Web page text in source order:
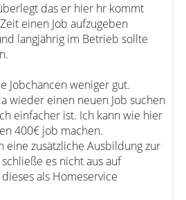
das er hier hr kommt
einen Job aufzugeben
langjährig im Betrieb sollte
Jobchancen weniger gut.
wieder einen neuen Job suchen
einfacher ist. Ich kann wie hier
400€ job machen.
eine zusätzliche Ausbildung zur
es nicht aus auf
als Homeservice